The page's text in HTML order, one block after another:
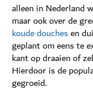
alleen in Nederland
maar ook over de
koude douchesen
geplant om eens te
kant op draaien of
Hierdoor is de
gegroeid.